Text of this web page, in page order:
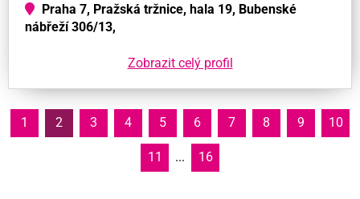
Praha 7, Pražská tržnice, hala 19, Bubenské
nábřeží 306/13,
Zobrazit celý profil
1 2 3 4 5 6 7 8 9 10
11 ... 16